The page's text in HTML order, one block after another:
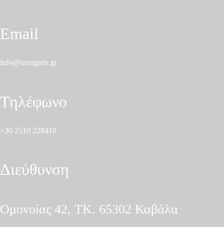
Email
info@tzougaris.gr
Τηλέφωνο
+30 2510 228410
Διεύθυνση
Ομονοίας 42, ΤΚ. 65302 Καβάλα